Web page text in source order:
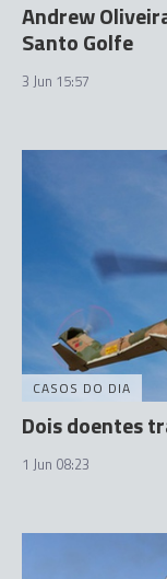
Andrew
Santo Golfe
3 Jun 15:57
CASOS DO DIA
Dois doentes
1 Jun 08:23